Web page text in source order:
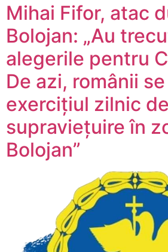
Mihai Fifor, atac
Bolojan: „Au
alegerile pentru
De azi, românii
exercițiul zilnic de
supraviețuire în
Bolojan”